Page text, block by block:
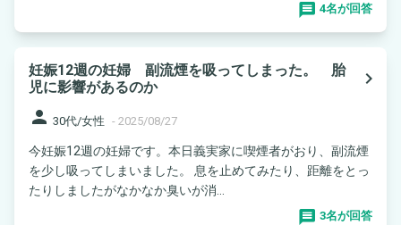
4名が回答
妊娠12週の妊婦 副流煙を吸ってしまった。 胎
児に影響があるのか
navigate_next
person 30代/女性 - 2025/08/27
今妊娠12週の妊婦です。本日義実家に喫煙者がおり、副流煙
を少し吸ってしまいました。 息を止めてみたり、距離をとっ
たりしましたがなかなか臭いが消...
3名が回答